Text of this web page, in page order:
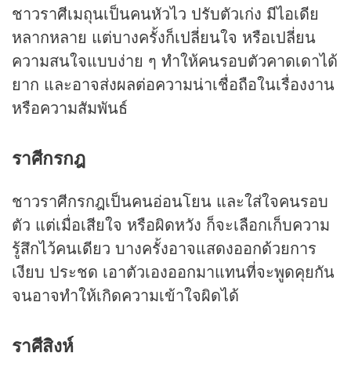
ชาวราศีเมถุนเป็นคนหัวไว ปรับตัวเก่ง มีไอเดีย
หลากหลาย แต่บางครั้งก็เปลี่ยนใจ หรือเปลี่ยน
ความสนใจแบบง่าย ๆ ทำให้คนรอบตัวคาดเดาได้
ยาก และอาจส่งผลต่อความน่าเชื่อถือในเรื่องงาน
หรือความสัมพันธ์
ราศีกรกฎ
ชาวราศีกรกฎเป็นคนอ่อนโยน และใส่ใจคนรอบ
ตัว แต่เมื่อเสียใจ หรือผิดหวัง ก็จะเลือกเก็บความ
รู้สึกไว้คนเดียว บางครั้งอาจแสดงออกด้วยการ
เงียบ ประชด เอาตัวเองออกมาแทนที่จะพูดคุยกัน
จนอาจทำให้เกิดความเข้าใจผิดได้
ราศีสิงห์